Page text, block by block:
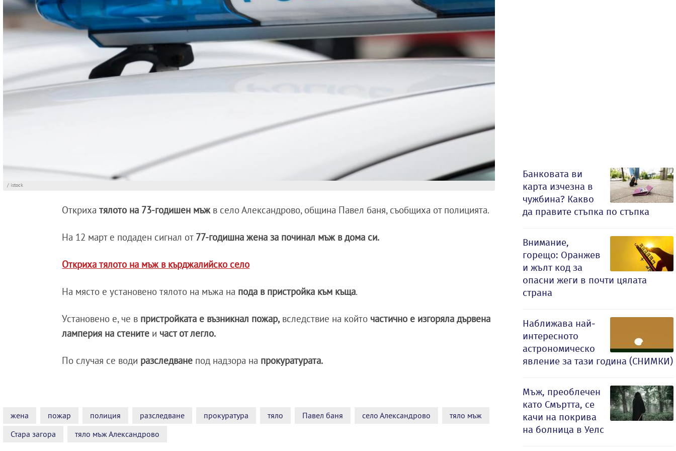
/ istock
Открихатялото на 73-годишен мъж в село Александрово, община Павел баня, съобщиха от полицията.
На 12 март е подаден сигнал от 77-годишна жена за починал мъж в дома си.
Откриха тялото на мъж в кърджалийско село
На място е установено тялото на мъжа на пода в пристройка към къща.
Установено е, че в пристройката е възникнал пожар, вследствие на който частично е изгоряла дървена
ламперия на стените и част от легло.
По случая се води разследване под надзора на прокуратурата.
жена пожар полиция разследване прокуратура тяло Павел баня село Александрово
тяло мъж
Стара загора
тяло мъж Александрово
Банковата ви
карта изчезна в
чужбина? Какво
да правите стъпка по стъпка
Внимание,
горещо: Оранжев
и жълт код за
опасни жеги в почти цялата
страна
Наближава най-
интересното
астрономическо
явление за тази година (СНИМКИ)
Мъж, преоблечен
като Смъртта, се
качи на покрива
на болница в Уелс